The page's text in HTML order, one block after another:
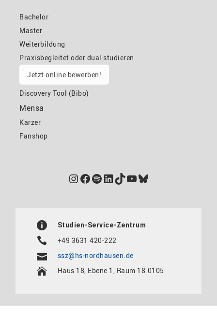
Bachelor
Master
Weiterbildung
Praxisbegleitet oder dual studieren
Jetzt online bewerben!
Discovery Tool (Bibo)
Mensa
Karzer
Fanshop
Instagram
Facebook
Spotify
LinkedIn
TikTok
YouTube
Bluesky
Studien-Service-Zentrum
+49 3631 420-222
ssz@hs-nordhausen.de
Haus 18, Ebene 1, Raum 18.0105